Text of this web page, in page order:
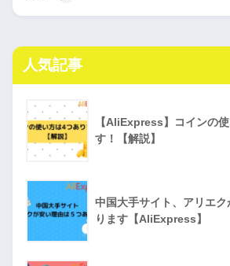
人気記事
【AliExpress】コインの
す！【解説】
中国大手サイト、アリエ
ります【AliExpress】